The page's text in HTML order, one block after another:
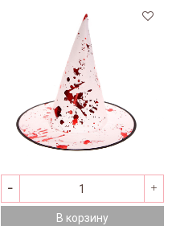
В корзину